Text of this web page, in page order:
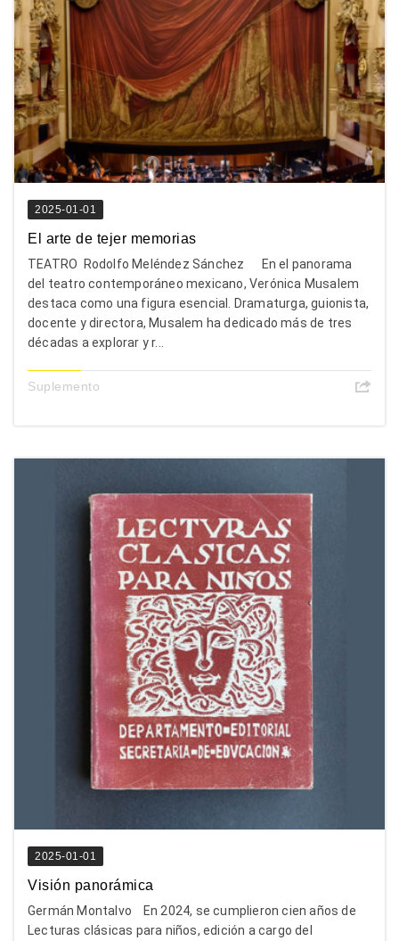
2025-01-01
El arte de tejer memorias
TEATRO Rodolfo Meléndez Sánchez En el panorama
del teatro contemporáneo mexicano, Verónica Musalem
destaca como una figura esencial. Dramaturga, guionista,
docente y directora, Musalem ha dedicado más de tres
décadas a explorar y r...
Suplemento
2025-01-01
Visión panorámica
Germán Montalvo En 2024, se cumplieron cien años de
Lecturas clásicas para niños, edición a cargo del